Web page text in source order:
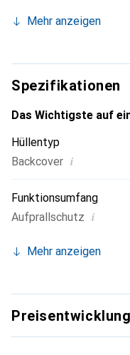
unverzichtbaren
die Marke Noreve eine
anspruchsvolle
Mehr anzeigen
Spezifikationen
Das Wichtigste auf
Hüllentyp
Backcover i
Funktionsumfang
Aufprallschutz i
Mehr anzeigen
Preisentwicklung